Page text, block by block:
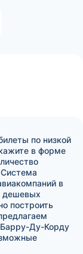
по низкой
в форме
в
дешевых
построить
Ду-Корду